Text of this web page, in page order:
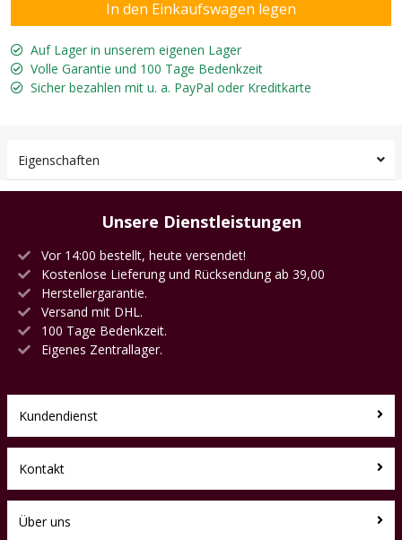
Auf Lager in unserem eigenen Lager
Volle Garantie und 100 Tage Bedenkzeit
Sicher bezahlen mit u. a. PayPal oder Kreditkarte
Eigenschaften
Unsere Dienstleistungen
Vor 14:00 bestellt, heute versendet!
Kostenlose Lieferung und Rücksendung ab 39,00
Herstellergarantie.
Versand mit DHL.
100 Tage Bedenkzeit.
Eigenes Zentrallager.
Kundendienst
Kontakt
Über uns